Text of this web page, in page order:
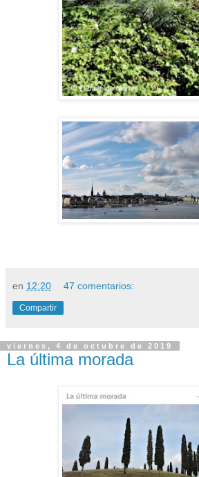
en 12:20 47 comentarios:
Compartir
viernes, 4 de octubre de 2019
La última morada